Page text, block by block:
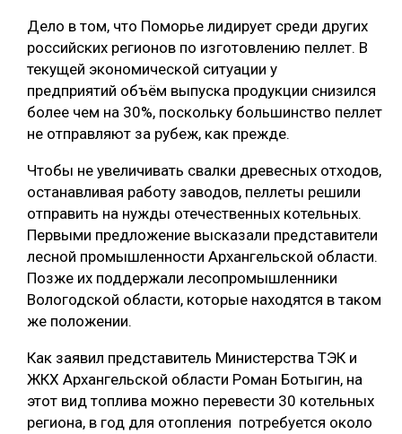
ДЕРЕВЯННОЕ ДОМОСТРОЕНИЕ
БЕЗОПАСНОЕ ПРОИЗВОДСТВО
СОРТИРОВКА ДРЕВЕСИНЫ
СУШКА ДРЕВЕСИНЫ
МЕБЕЛЬНОЕ ПРОИЗВОДСТВО
Дело в том, что Поморье лидирует среди других
российских регионов по изготовлению пеллет. В
текущей экономической ситуации у
предприятий объём выпуска продукции снизился
более чем на 30%, поскольку большинство пеллет
не отправляют за рубеж, как прежде.
Чтобы не увеличивать свалки древесных отходов,
останавливая работу заводов, пеллеты решили
отправить на нужды отечественных котельных.
Первыми предложение высказали представители
лесной промышленности Архангельской области.
Позже их поддержали лесопромышленники
Вологодской области, которые находятся в таком
же положении.
Как заявил представитель Министерства ТЭК и
ЖКХ Архангельской области Роман Ботыгин, на
этот вид топлива можно перевести 30 котельных
региона, в год для отопления потребуется около